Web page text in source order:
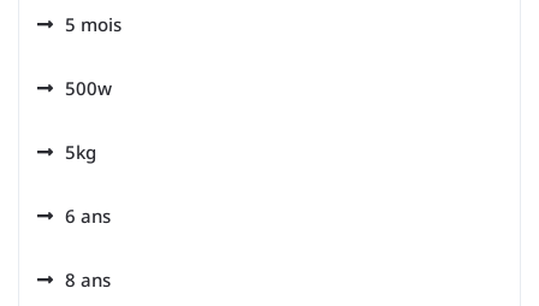
5 mois
500w
5kg
6 ans
8 ans